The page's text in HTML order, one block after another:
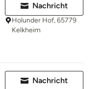
Nachricht
Holunder Hof, 65779
Kelkheim
Nachricht